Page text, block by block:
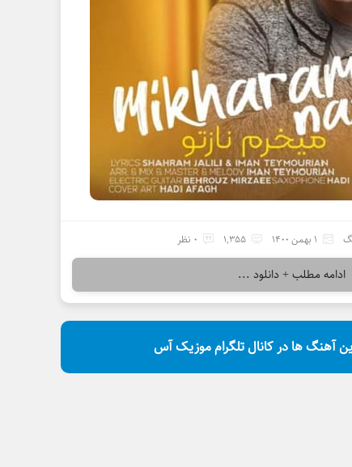
1 بهمن 1400 1,355 0 نظر
ادامه مطلب + دانلود ...
آهنگ ها در کانال تلگرام موزیک آس